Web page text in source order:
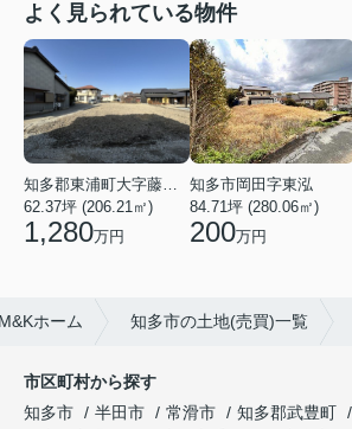
よく見られている物件
知多郡東浦町大字藤江字上廻間
62.37坪 (206.21㎡)
1,280万円
知多市岡田字東泓
84.71坪 (280.06㎡)
200万円
ホーム 知多市の土地(売買)一覧
市区町村から探す
知多市
半田市 常滑市 知多郡武豊町